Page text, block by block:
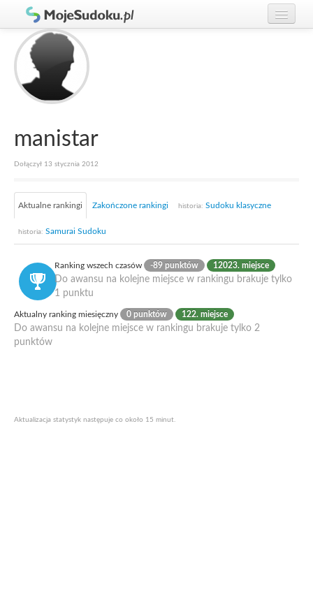
Graj w Sudoku!
Zasady Sudoku
Rankingi
manistar
Dołączył 13 stycznia 2012
Aktualne rankingi Zakończone rankingi historia: Sudoku klasyczne
historia: Samurai Sudoku
Ranking wszech czasów -89 punktów 12023. miejsce
Do awansu na kolejne miejsce w rankingu brakuje tylko
1 punktu
Aktualny ranking miesięczny 0 punktów 122. miejsce
Do awansu na kolejne miejsce w rankingu brakuje tylko 2
punktów
Aktualizacja statystyk następuje co około 15 minut.